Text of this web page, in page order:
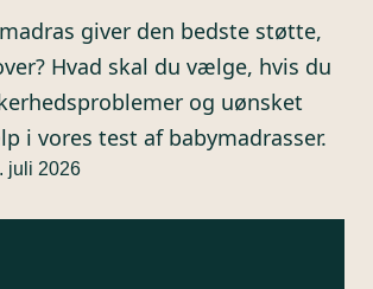
giver den bedste støtte,
Hvad skal du vælge, hvis du
og uønsket
i vores test af babymadrasser.
juli 2026